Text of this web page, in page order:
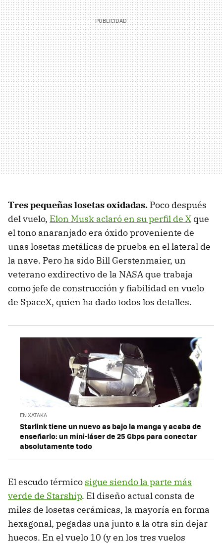
Tres pequeñas losetas oxidadas. Poco después
del vuelo, Elon Musk aclaró en su perfil de X que
el tono anaranjado era óxido proveniente de
unas losetas metálicas de prueba en el lateral de
la nave. Pero ha sido Bill Gerstenmaier, un
veterano exdirectivo de la NASA que trabaja
como jefe de construcción y fiabilidad en vuelo
de SpaceX, quien ha dado todos los detalles.
EN XATAKA
Starlink tiene un nuevo as bajo la manga y acaba de
enseñarlo: un mini-láser de 25 Gbps para conectar
absolutamente todo
El escudo térmico sigue siendo la parte más
verde de Starship. El diseño actual consta de
miles de losetas cerámicas, la mayoría en forma
hexagonal, pegadas una junto a la otra sin dejar
huecos. En el vuelo 10 (y en los tres vuelos